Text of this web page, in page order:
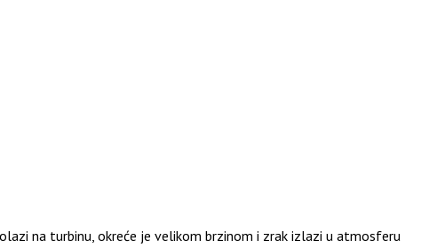
na turbinu, okreće je velikom brzinom i zrak izlazi u atmosferu